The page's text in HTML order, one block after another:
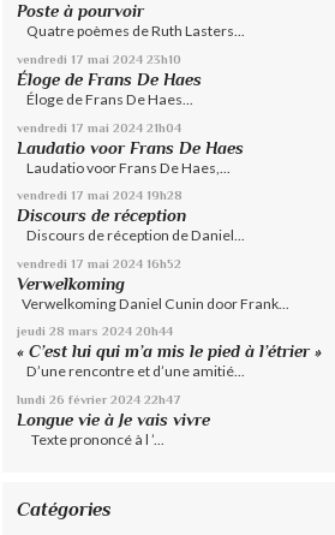
Poste à pourvoir
Quatre poèmes de Ruth Lasters...
vendredi 17 mai 2024 23h10
Éloge de Frans De Haes
Éloge de Frans De Haes...
vendredi 17 mai 2024 21h04
Laudatio voor Frans De Haes
Laudatio voor Frans De Haes,...
vendredi 17 mai 2024 19h28
Discours de réception
Discours de réception de Daniel...
vendredi 17 mai 2024 16h52
Verwelkoming
Verwelkoming Daniel Cunin door Frank...
jeudi 28 mars 2024 20h44
« C’est lui qui m’a mis le pied à l’étrier »
D’une rencontre et d’une amitié...
lundi 26 février 2024 22h47
Longue vie à Je vais vivre
Texte prononcé à l ’...
Catégories